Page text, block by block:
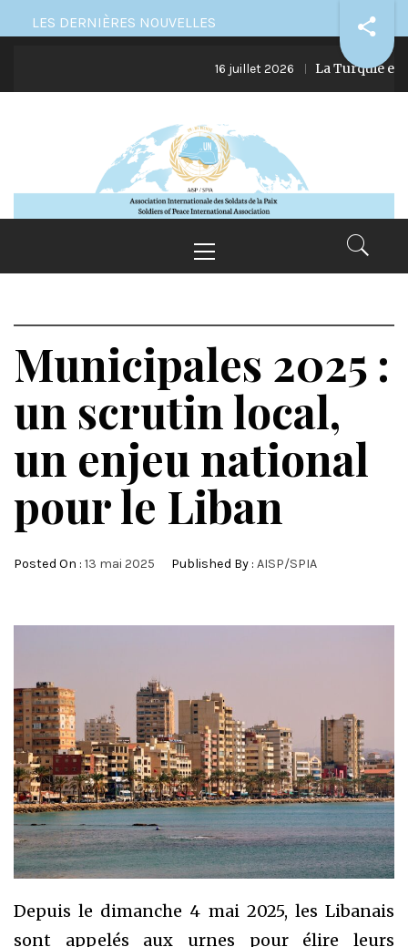
Skip
to
LES DERNIÈRES NOUVELLES
16 juillet 2026 La Turquie et ses
Menu
Municipales 2025 :
un scrutin local,
un enjeu national
pour le Liban
Posted On : 13 mai 2025 Published By : AISP/SPIA
Depuis le dimanche 4 mai 2025, les Libanais
sont appelés aux urnes pour élire leurs